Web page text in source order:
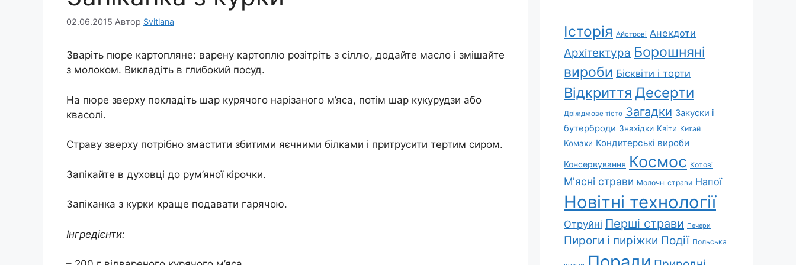
02.06.2015 Автор Svitlana
Зваріть пюре картопляне: варену картоплю розітріть з сіллю, додайте масло і змішайте
з молоком. Викладіть в глибокий посуд.
На пюре зверху покладіть шар курячого нарізаного м’яса, потім шар кукурудзи або
квасолі.
Страву зверху потрібно змастити збитими яєчними білками і притрусити тертим сиром.
Запікайте в духовці до рум’яної кірочки.
Запіканка з курки краще подавати гарячою.
Інгредієнти:
Історія Айстрові Анекдоти
Архітектура Борошняні
вироби Бісквіти і торти
Відкриття Десерти
Дріжджове тісто Загадки Закуски і
бутерброди Знахідки Квіти Китай
Комахи Кондитерські вироби
Консервування Космос Котові
М'ясні страви Молочні страви Напої
Новітні технології
Отруйні Перші страви Печери
Пироги і пиріжки Події Польська